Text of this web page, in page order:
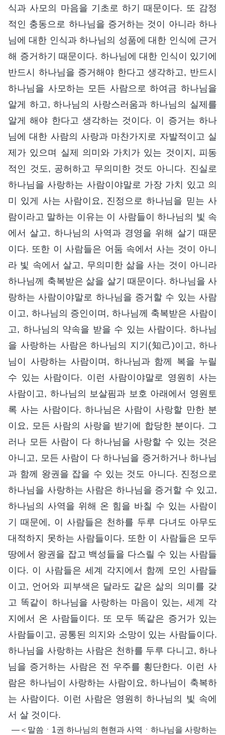
식과 사모의 마음을 기초로 하기 때문이다. 또 감정
적인 충동으로 하나님을 증거하는 것이 아니라 하나
님에 대한 인식과 하나님의 성품에 대한 인식에 근거
해 증거하기 때문이다. 하나님에 대한 인식이 있기에
반드시 하나님을 증거해야 한다고 생각하고, 반드시
하나님을 사모하는 모든 사람으로 하여금 하나님을
알게 하고, 하나님의 사랑스러움과 하나님의 실제를
알게 해야 한다고 생각하는 것이다. 이 증거는 하나
님에 대한 사람의 사랑과 마찬가지로 자발적이고 실
제가 있으며 실제 의미와 가치가 있는 것이지, 피동
적인 것도, 공허하고 무의미한 것도 아니다. 진실로
하나님을 사랑하는 사람이야말로 가장 가치 있고 의
미 있게 사는 사람이요, 진정으로 하나님을 믿는 사
람이라고 말하는 이유는 이 사람들이 하나님의 빛 속
에서 살고, 하나님의 사역과 경영을 위해 살기 때문
이다. 또한 이 사람들은 어둠 속에서 사는 것이 아니
라 빛 속에서 살고, 무의미한 삶을 사는 것이 아니라
하나님께 축복받은 삶을 살기 때문이다. 하나님을 사
랑하는 사람이야말로 하나님을 증거할 수 있는 사람
이고, 하나님의 증인이며, 하나님께 축복받은 사람이
고, 하나님의 약속을 받을 수 있는 사람이다. 하나님
을 사랑하는 사람은 하나님의 지기(知己)이고, 하나
님이 사랑하는 사람이며, 하나님과 함께 복을 누릴
수 있는 사람이다. 이런 사람이야말로 영원히 사는
사람이고, 하나님의 보살핌과 보호 아래에서 영원토
록 사는 사람이다. 하나님은 사람이 사랑할 만한 분
이요, 모든 사람의 사랑을 받기에 합당한 분이다. 그
러나 모든 사람이 다 하나님을 사랑할 수 있는 것은
아니고, 모든 사람이 다 하나님을 증거하거나 하나님
과 함께 왕권을 잡을 수 있는 것도 아니다. 진정으로
하나님을 사랑하는 사람은 하나님을 증거할 수 있고,
하나님의 사역을 위해 온 힘을 바칠 수 있는 사람이
기 때문에, 이 사람들은 천하를 두루 다녀도 아무도
대적하지 못하는 사람들이다. 또한 이 사람들은 모두
땅에서 왕권을 잡고 백성들을 다스릴 수 있는 사람들
이다. 이 사람들은 세계 각지에서 함께 모인 사람들
이고, 언어와 피부색은 달라도 같은 삶의 의미를 갖
고 똑같이 하나님을 사랑하는 마음이 있는, 세계 각
지에서 온 사람들이다. 또 모두 똑같은 증거가 있는
사람들이고, 공통된 의지와 소망이 있는 사람들이다.
하나님을 사랑하는 사람은 천하를 두루 다니고, 하나
님을 증거하는 사람은 전 우주를 횡단한다. 이런 사
람은 하나님이 사랑하는 사람이요, 하나님이 축복하
는 사람이다. 이런 사람은 영원히 하나님의 빛 속에
서 살 것이다.
―＜말씀ㆍ1권 하나님의 현현과 사역ㆍ하나님을 사랑하는